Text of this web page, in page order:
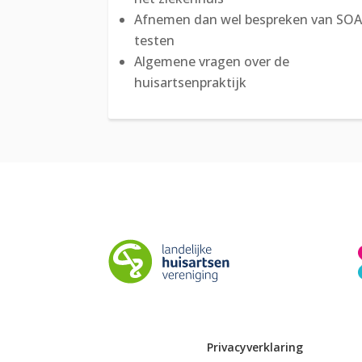
Afnemen dan wel bespreken van SOA
testen
Algemene vragen over de
huisartsenpraktijk
Privacyverklaring